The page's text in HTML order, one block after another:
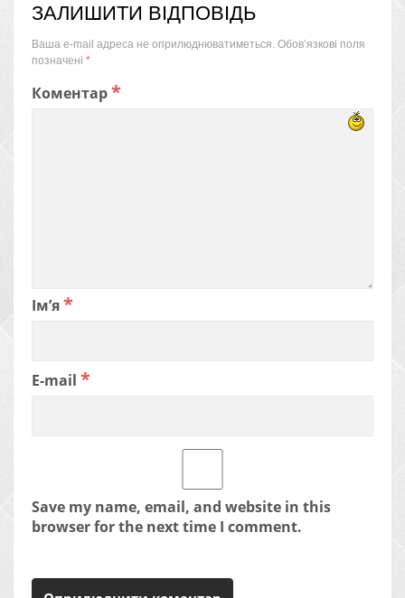
ЗАЛИШИТИ ВІДПОВІДЬ
Ваша e-mail адреса не оприлюднюватиметься. Обов’язкові поля
позначені *
Коментар*
Ім’я*
E-mail *
Save my name, email, and website in this
browser for the next time I comment.